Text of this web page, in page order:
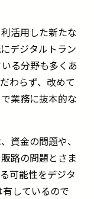
活用した新たな
デジタルトラン
る分野も多くあ
わらず、改めて
業務に抜本的な
資金の問題や、
路の問題とさま
可能性をデジタ
有しているので